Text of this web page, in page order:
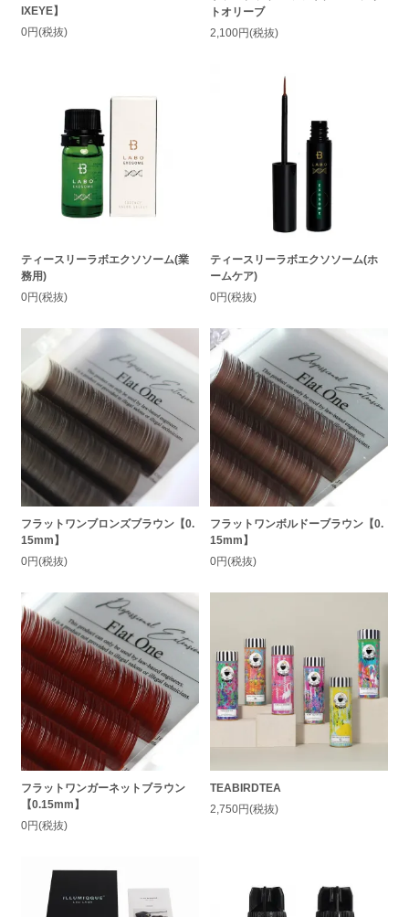
IXEYE】
0円(税抜)
トオリーブ
2,100円(税抜)
ティースリーラボエクソソーム(業
務用)
0円(税抜)
ティースリーラボエクソソーム(ホ
ームケア)
0円(税抜)
フラットワンブロンズブラウン【0.
15mm】
0円(税抜)
フラットワンボルドーブラウン【0.
15mm】
0円(税抜)
フラットワンガーネットブラウン
【0.15mm】
0円(税抜)
TEABIRDTEA
2,750円(税抜)